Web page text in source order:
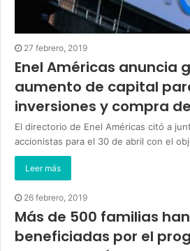
27 febrero, 2019
Enel Américas anuncia
aumento de capital
inversiones y compra
El directorio de Enel Américas citó a
accionistas para el 30 de abril con el
Leer más
26 febrero, 2019
Más de 500 familias
beneficiadas por el